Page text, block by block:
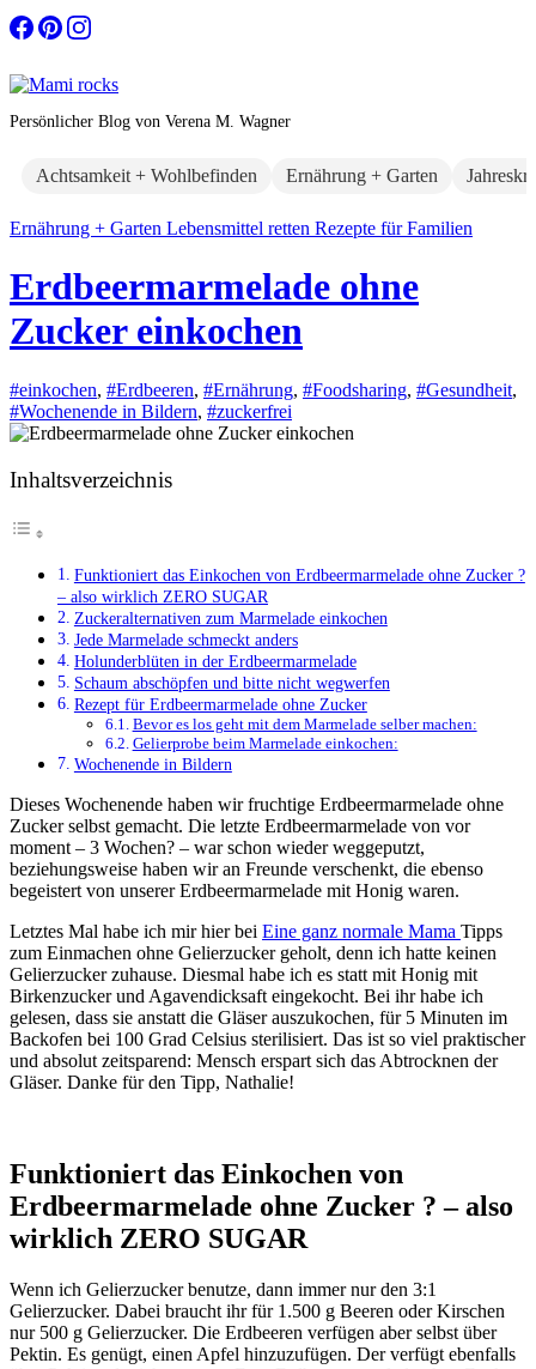
Zum
Inhalt
Persönlicher Blog von Verena M. Wagner
Achtsamkeit + Wohlbefinden Ernährung + Garten
Ernährung + Garten Lebensmittel retten Rezepte für Familien
Erdbeermarmelade ohne
Zucker einkochen
#einkochen, #Erdbeeren, #Ernährung, #Foodsharing, #Gesundheit,
#Wochenende in Bildern, #zuckerfrei
Inhaltsverzeichnis
Funktioniert das Einkochen von Erdbeermarmelade ohne Zucker ?
– also wirklich ZERO SUGAR
Zuckeralternativen zum Marmelade einkochen
Jede Marmelade schmeckt anders
Holunderblüten in der Erdbeermarmelade
Schaum abschöpfen und bitte nicht wegwerfen
Rezept für Erdbeermarmelade ohne Zucker
Bevor es los geht mit dem Marmelade selber machen:
Gelierprobe beim Marmelade einkochen:
Wochenende in Bildern
Dieses Wochenende haben wir fruchtige Erdbeermarmelade ohne
Zucker selbst gemacht. Die letzte Erdbeermarmelade von vor
moment – 3 Wochen? – war schon wieder weggeputzt,
beziehungsweise haben wir an Freunde verschenkt, die ebenso
begeistert von unserer Erdbeermarmelade mit Honig waren.
Letztes Mal habe ich mir hier bei Eine ganz normale Mama Tipps
zum Einmachen ohne Gelierzucker geholt, denn ich hatte keinen
Gelierzucker zuhause. Diesmal habe ich es statt mit Honig mit
Birkenzucker und Agavendicksaft eingekocht. Bei ihr habe ich
gelesen, dass sie anstatt die Gläser auszukochen, für 5 Minuten im
Backofen bei 100 Grad Celsius sterilisiert. Das ist so viel praktischer
und absolut zeitsparend: Mensch erspart sich das Abtrocknen der
Gläser. Danke für den Tipp, Nathalie!
Funktioniert das Einkochen von
Erdbeermarmelade ohne Zucker ? – also
wirklich ZERO SUGAR
Wenn ich Gelierzucker benutze, dann immer nur den 3:1
Gelierzucker. Dabei braucht ihr für 1.500 g Beeren oder Kirschen
nur 500 g Gelierzucker. Die Erdbeeren verfügen aber selbst über
Pektin. Es genügt, einen Apfel hinzuzufügen. Der verfügt ebenfalls